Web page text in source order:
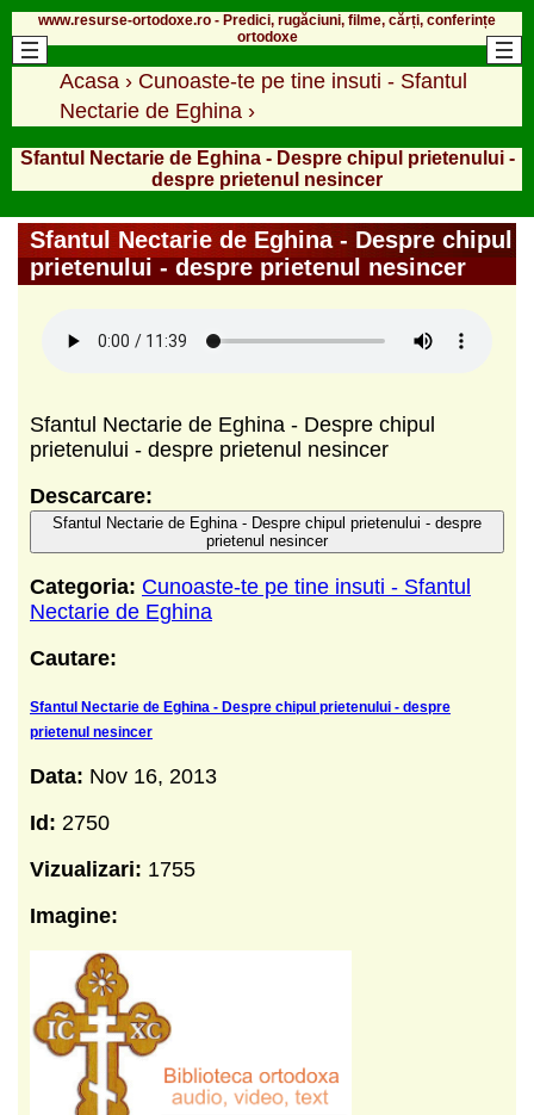
www.resurse-ortodoxe.ro - Predici, rugăciuni, filme, cărți, conferințe
ortodoxe
Acasa › Cunoaste-te pe tine insuti - Sfantul
Nectarie de Eghina ›
Sfantul Nectarie de Eghina - Despre chipul prietenului -
despre prietenul nesincer
Sfantul Nectarie de Eghina - Despre chipul
prietenului - despre prietenul nesincer
Sfantul Nectarie de Eghina - Despre chipul
prietenului - despre prietenul nesincer
Descarcare:
Sfantul Nectarie de Eghina - Despre chipul prietenului - despre
prietenul nesincer
Categoria: Cunoaste-te pe tine insuti - Sfantul
Nectarie de Eghina
Cautare:
Sfantul Nectarie de Eghina - Despre chipul prietenului - despre
prietenul nesincer
Data: Nov 16, 2013
Id: 2750
Vizualizari: 1755
Imagine: